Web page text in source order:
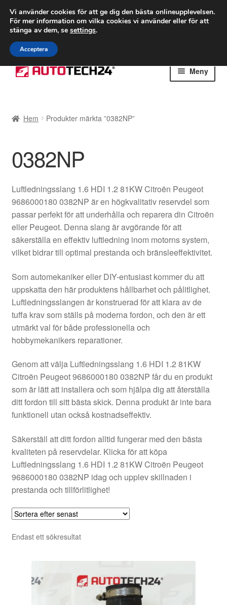
FRAKT från 75 kr
Världsomspännande frakt
Ring 766 924 713
Hoppa
till
Hoppa
till
Meny
Betalningar
Integritetspolicy
Kolla upp
Kontakt
Om oss
Reklamationsprocedur
Transport
Vagn
Världsomspännande frakt
Villkor
Hem Produkter märkta ”0382NP”
0382NP
Luftledningsslang 1.6 HDI 1.2 81KW Citroën Peugeot
9686000180 0382NP är en högkvalitativ reservdel som
passar perfekt för att underhålla och reparera din Citroën
eller Peugeot. Denna slang är avgörande för att
säkerställa en effektiv luftledning inom motorns system,
vilket bidrar till optimal prestanda och bränsleeffektivitet.
Som automekaniker eller DIY-entusiast kommer du att
uppskatta den här produktens hållbarhet och pålitlighet.
Luftledningsslangen är konstruerad för att klara av de
tuffa krav som ställs på moderna fordon, och den är ett
utmärkt val för både professionella och
hobbymekanikers reparationer.
Genom att välja Luftledningsslang 1.6 HDI 1.2 81KW
Citroën Peugeot 9686000180 0382NP får du en produkt
som är lätt att installera och som hjälpa dig att återställa
ditt fordon till sitt bästa skick. Denna produkt är inte bara
funktionell utan också kostnadseffektiv.
Säkerställ att ditt fordon alltid fungerar med den bästa
kvaliteten på reservdelar. Klicka för att köpa
Luftledningsslang 1.6 HDI 1.2 81KW Citroën Peugeot
9686000180 0382NP idag och upplev skillnaden i
prestanda och tillförlitlighet!
Endast ett sökresultat
Vi använder cookies för att ge dig den bästa onlineupplevelsen.
För mer information om vilka cookies vi använder eller för att
stänga av dem, se settings.
Acceptera